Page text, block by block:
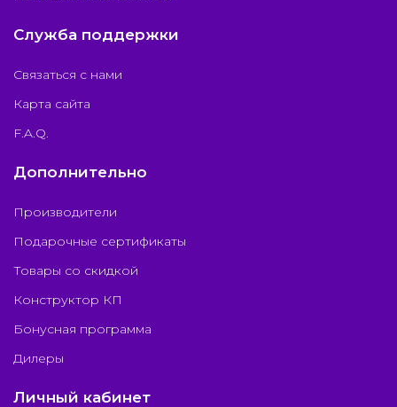
Служба поддержки
Связаться с нами
Карта сайта
F.A.Q.
Дополнительно
Производители
Подарочные сертификаты
Товары со скидкой
Конструктор КП
Бонусная программа
Дилеры
Личный кабинет